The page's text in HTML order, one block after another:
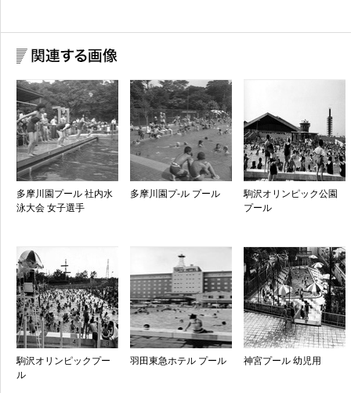
多摩川園プール 社内水
泳大会 女子選手
多摩川園プ-ル プール
駒沢オリンピック公園
プール
駒沢オリンピックプー
ル
羽田東急ホテル プール 神宮プール 幼児用